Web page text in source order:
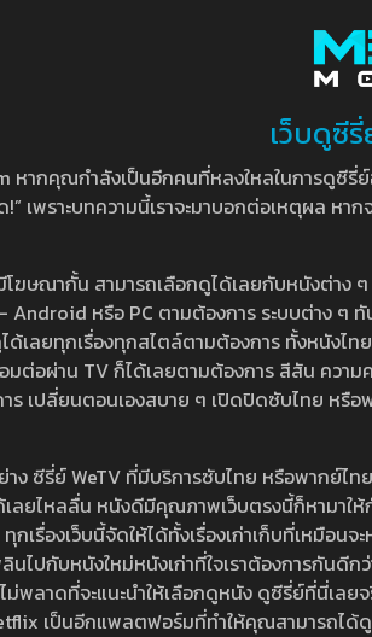
เว็บดูซี
ากคุณกำลังเป็นอีกคนที่หลงใหลในการดูซีรี่
เพราะบทความนี้เราจะมาบอกต่อเหตุผล ห
โฆษณากั้น สามารถเลือกดูได้เลยกับหนังต่า
– Android หรือ PC ตามต้องการ ระบบต่าง
เลยทุกเรื่องทุกสไตล์ตามต้องการ ทั้งหนังไ
มต่อผ่าน TV ก็ได้เลยตามต้องการ สีสัน ควา
ร เปลี่ยนตอนเองสบาย ๆ เปิดปิดซับไทย หรื
ซีรี่ย์ WeTV ที่มีบริการซับไทย หรือพากย์ไท
ลยไหลลื่น หนังดีมีคุณภาพเว็บตรงนี้ก็หามาใ
เรื่องเว็บนี้จัดให้ได้ทั้งเรื่องเก่าเก็บที่เหมือ
ไปกับหนังใหม่หนังเก่าที่ใจเราต้องการกันดี
พลาดที่จะแนะนำให้เลือกดูหนัง ดูซีรี่ย์ที่นี่เล
เป็นอีกแพลตฟอร์มที่ทำให้คุณสามารถได้